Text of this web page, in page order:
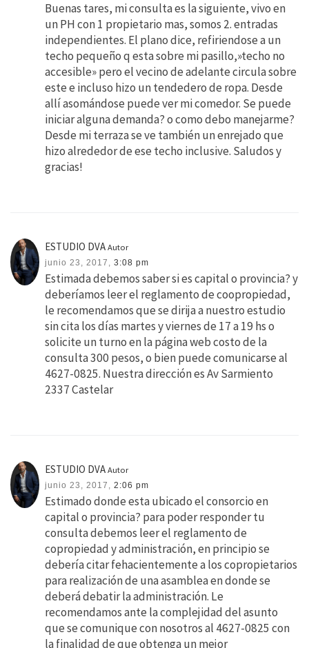
Buenas tares, mi consulta es la siguiente, vivo en
un PH con 1 propietario mas, somos 2. entradas
independientes. El plano dice, refiriendose a un
techo pequeño q esta sobre mi pasillo,»techo no
accesible» pero el vecino de adelante circula sobre
este e incluso hizo un tendedero de ropa. Desde
allí asomándose puede ver mi comedor. Se puede
iniciar alguna demanda? o como debo manejarme?
Desde mi terraza se ve también un enrejado que
hizo alrededor de ese techo inclusive. Saludos y
gracias!
ESTUDIO DVA Autor
junio 23, 2017, 3:08 pm
Estimada debemos saber si es capital o provincia? y
deberíamos leer el reglamento de coopropiedad,
le recomendamos que se dirija a nuestro estudio
sin cita los días martes y viernes de 17 a 19 hs o
solicite un turno en la página web costo de la
consulta 300 pesos, o bien puede comunicarse al
4627-0825. Nuestra dirección es Av Sarmiento
2337 Castelar
ESTUDIO DVA Autor
junio 23, 2017, 2:06 pm
Estimado donde esta ubicado el consorcio en
capital o provincia? para poder responder tu
consulta debemos leer el reglamento de
copropiedad y administración, en principio se
debería citar fehacientemente a los copropietarios
para realización de una asamblea en donde se
deberá debatir la administración. Le
recomendamos ante la complejidad del asunto
que se comunique con nosotros al 4627-0825 con
la finalidad de que obtenga un mejor